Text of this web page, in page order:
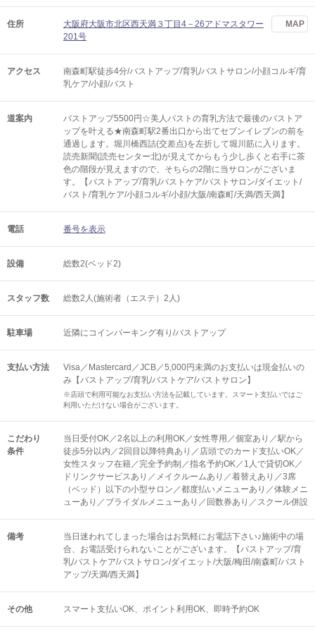
住所
大阪府大阪市北区西天満３丁目4－26アドマスタワー
201号
MAP
アクセス
南森町駅徒歩4分/バストアップ/育乳/バストサロン/小顔コルギ/育
乳ケア/小顔/バスト
道案内
バストアップ5500円☆美人バストの育乳方法で最後のバストア
ップを叶える★南森町駅2番出口から出てセブンイレブンの前を
通過します。堀川橋西詰(交差点)を左折して堀川筋に入ります。
読売新聞(読売センター北)が見えてからもう少し歩くと右手に茶
色の階段が見えますので、そちらの2階に当サロンがございま
す。【バストアップ/育乳/バストケア/バストサロン/ダイエット/
バスト/育乳ケア/小顔コルギ/小顔/大阪/南森町/天満/西天満】
電話 番号を表示
設備 総数2(ベッド2)
スタッフ数 総数2人(施術者（エステ）2人)
駐車場 近隣にコインパーキング有り/バストアップ
支払い方法
Visa／Mastercard／JCB／5,000円未満のお支払いは現金払いの
み【バストアップ/育乳/バストケア/バストサロン】
※店頭で利用可能なお支払い方法を記載しています。スマート支払いではご
利用いただけない場合がございます。
こだわり
条件
当日受付OK／2名以上の利用OK／女性専用／個室あり／駅から
徒歩5分以内／2回目以降特典あり／店頭でのカード支払いOK／
女性スタッフ在籍／完全予約制／指名予約OK／1人で貸切OK／
ドリンクサービスあり／メイクルームあり／着替えあり／3席
（ベッド）以下の小型サロン／都度払いメニューあり／体験メニ
ューあり／ブライダルメニューあり／回数券あり／スクール併設
備考
当日迷われてしまった場合はお気軽にお電話下さい♪施術中の場
合、お電話受けられないことがございます。【バストアップ/育
乳/バストケア/バストサロン/ダイエット/大阪/梅田/南森町/バスト
アップ/天満/西天満】
その他 スマート支払いOK ポイント利用OK 即時予約OK